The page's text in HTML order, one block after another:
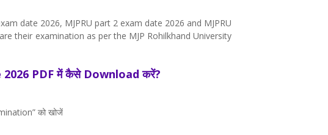
date 2026, MJPRU part 2 exam date 2026 and MJPRU
their examination as per the MJP Rohilkhand University
PDF में कैसे Download करें?
को खोजें